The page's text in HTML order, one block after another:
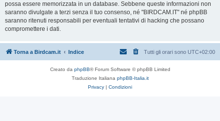
possa essere memorizzata in un database. Sebbene queste informazioni non
saranno divulgate a terzi senza il tuo consenso, né "BIRDCAM.IT" né phpBB
saranno ritenuti responsabili per eventuali tentativi di hacking che possano
compromettere i dati.
Torna a Birdcam.it Indice Tutti gli orari sono UTC+02:00
Creato da phpBB® Forum Software © phpBB Limited
Traduzione Italiana phpBB-Italia.it
Privacy | Condizioni